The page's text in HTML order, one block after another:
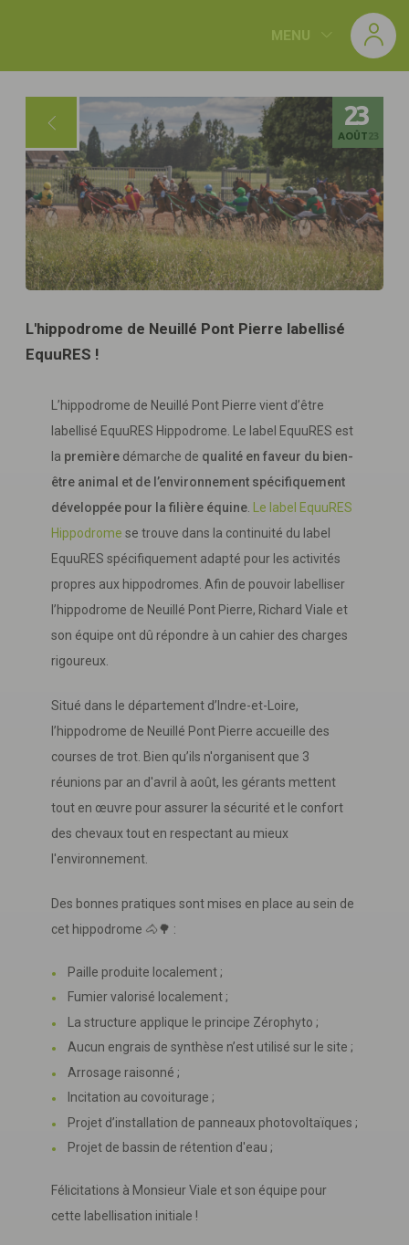
MENU
23
AOÛT 23
L'hippodrome de Neuillé Pont Pierre labellisé
EquuRES !
L’hippodrome de Neuillé Pont Pierre vient d’être
labellisé EquuRES Hippodrome. Le label EquuRES est
la première démarche de qualité en faveur du bien-
être animal et de l’environnement spécifiquement
développée pour la filière équine
Le label EquuRES
Hippodrome se trouve dans la continuité du label
EquuRES spécifiquement adapté pour les activités
propres aux hippodromes. Afin de pouvoir labelliser
l’hippodrome de Neuillé Pont Pierre, Richard Viale et
son équipe ont dû répondre à un cahier des charges
rigoureux.
Situé dans le département d’Indre-et-Loire,
l’hippodrome de Neuillé Pont Pierre accueille des
courses de trot. Bien qu’ils n'organisent que 3
réunions par an d'avril à août, les gérants mettent
tout en œuvre pour assurer la sécurité et le confort
des chevaux tout en respectant au mieux
l'environnement.
Des bonnes pratiques sont mises en place au sein de
cet hippodrome 🐴🌳 :
Paille produite localement ;
Fumier valorisé localement ;
La structure applique le principe Zérophyto ;
Aucun engrais de synthèse n’est utilisé sur le site ;
Arrosage raisonné ;
Incitation au covoiturage ;
Projet d’installation de panneaux photovoltaïques ;
Projet de bassin de rétention d'eau ;
Félicitations à Monsieur Viale et son équipe pour
cette labellisation initiale !